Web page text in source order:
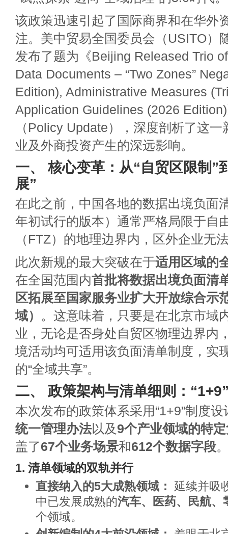
该政策迅速引起了国际商界和在华外
注。美中贸易全国委员会（USITO）
发布了题为《Beijing Released Trio
Data Documents – “Two Zones”
Edition), Administrative Measures
Application Guidelines (2026
（Policy Update），深度剖析了这
业及外商投资产生的深远影响。
一、 核心变革：从“自贸区限制”
展”
在此之前，中国各地的数据出境负面
年初试行的版本）通常严格局限于自
（FTZ）的地理边界内，区外企业无
此次新规的最大突破在于适用区域的
在全国范围内首批将数据出境负面清
区拓展至国家服务业扩大开放综合示
域） 。这意味着，只要是在北京市域
业，无论是否身处自贸区物理边界内
境活动均可适用该负面清单制度，实
的“全域共享”。
二、 政策架构与清单细则：
本次发布的政策体系采用“1+9”制度设
统一管理办法以及 9个产业领域的特
盖了67个业务场景和612个数据字段
1. 清单领域的双轨并行
直接纳入的5大成熟领域：
延续并吸
中已发展成熟的汽车、医药、民航、
个领域。